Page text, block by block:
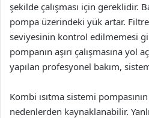
şekilde çalışması için gereklidir.
pompa üzerindeki yük artar.
seviyesinin kontrol edilmemesi
pompanın aşırı çalışmasına yol
yapılan profesyonel bakım,
Kombi ısıtma sistemi pompasının
nedenlerden kaynaklanabilir.